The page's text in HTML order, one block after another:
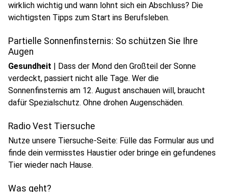
wirklich wichtig und wann lohnt sich ein Abschluss? Die
wichtigsten Tipps zum Start ins Berufsleben.
Partielle Sonnenfinsternis: So schützen Sie Ihre
Augen
Gesundheit | Dass der Mond den Großteil der Sonne
verdeckt, passiert nicht alle Tage. Wer die
Sonnenfinsternis am 12. August anschauen will, braucht
dafür Spezialschutz. Ohne drohen Augenschäden.
Radio Vest Tiersuche
Nutze unsere Tiersuche-Seite: Fülle das Formular aus und
finde dein vermisstes Haustier oder bringe ein gefundenes
Tier wieder nach Hause.
Was geht?